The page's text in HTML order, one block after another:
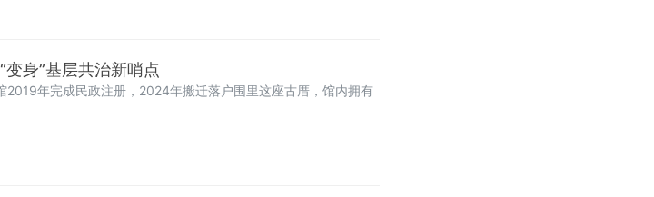
身”基层共治新哨点
年完成民政注册，2024年搬迁落户围里这座古厝，馆内拥有